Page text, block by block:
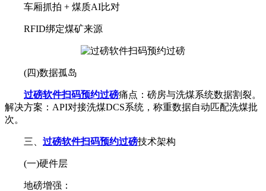
车厢抓拍 + 煤质AI比对
RFID绑定煤矿来源
(四)数据孤岛
过磅软件扫码预约过磅痛点：磅房与洗煤系统数据割裂。
解决方案：API对接洗煤DCS系统，称重数据自动匹配洗煤批
次。
三、 过磅软件扫码预约过磅技术架构
(一)硬件层
地磅增强：